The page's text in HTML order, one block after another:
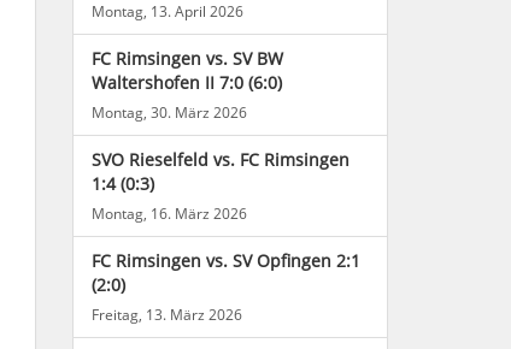
Montag, 13. April 2026
FC Rimsingen vs. SV BW
Waltershofen II 7:0 (6:0)
Montag, 30. März 2026
SVO Rieselfeld vs. FC Rimsingen
1:4 (0:3)
Montag, 16. März 2026
FC Rimsingen vs. SV Opfingen 2:1
(2:0)
Freitag, 13. März 2026